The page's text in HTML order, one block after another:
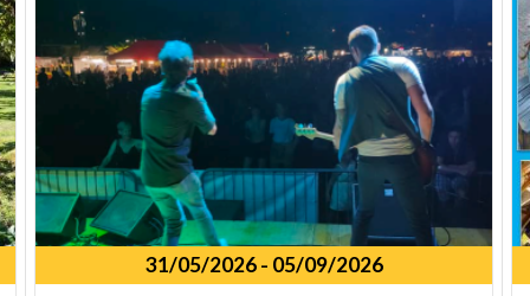
LA CASCINA A CORTE CHIUSA:
ARCHITETTURA RURALE LOMBARDA
La cascina di Vialone si presenta secondo il classico
schema a corte chiusa, tipico dell'architettura rurale
lombarda: i fabbricati sono disposti
ortogonalmente intorno a un cortile centrale,
creando uno spazio racchiuso che garantiva
protezione, ordine e funzionalità produttiva.
Questo modello edilizio, consolidatosi nel corso del
31/05/2026- 05/09/2026